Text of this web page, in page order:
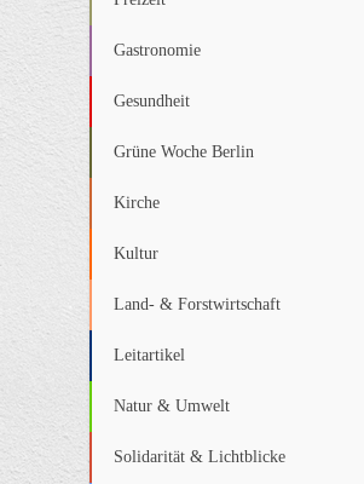
Gastronomie
Gesundheit
Grüne Woche Berlin
Kirche
Kultur
Land- & Forstwirtschaft
Leitartikel
Natur & Umwelt
Solidarität & Lichtblicke